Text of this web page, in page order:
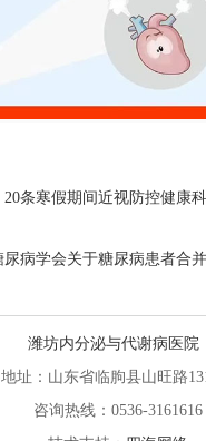
20条寒假期间近视防控健康
尿病学会关于糖尿病患者合
潍坊内分泌与代谢病医院
地址：山东省临朐县山旺路
咨询热线：0536-3161616